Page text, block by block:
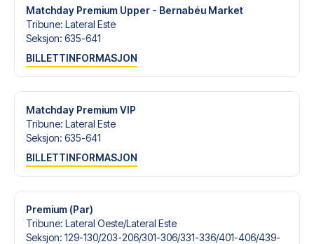
Matchday Premium Upper - Bernabéu Market
Tribune: Lateral Este
Seksjon: 635-641
BILLETTINFORMASJON
Matchday Premium VIP
Tribune: Lateral Este
Seksjon: 635-641
BILLETTINFORMASJON
Premium (Par)
Tribune: Lateral Oeste/​Lateral Este
Seksjon: 129-130/​203-206/​301-306/​331-336/​401-406/​439-